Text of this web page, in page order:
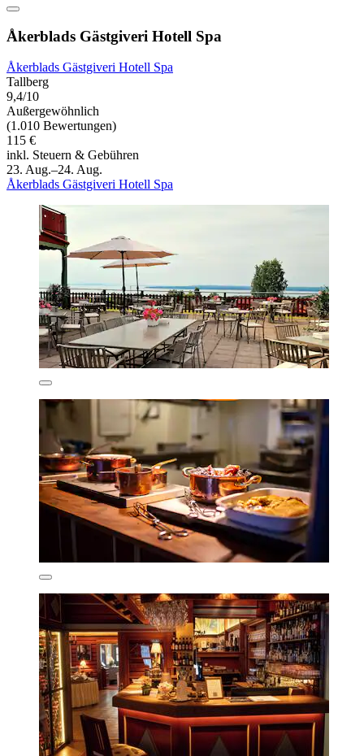
Åkerblads Gästgiveri Hotell Spa
Åkerblads Gästgiveri Hotell Spa
Tallberg
9,4/10
Außergewöhnlich
(1.010 Bewertungen)
115 €
inkl. Steuern & Gebühren
23. Aug.–24. Aug.
Åkerblads Gästgiveri Hotell Spa